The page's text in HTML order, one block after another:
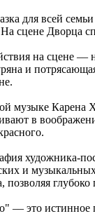
для всей
сцене Дворца
на сцене
и
музыке Карена
в
художника-
и
позволяя
–– это истинное